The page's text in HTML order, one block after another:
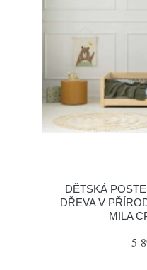
DĚTSKÁ
DŘEVA V
MILA
5